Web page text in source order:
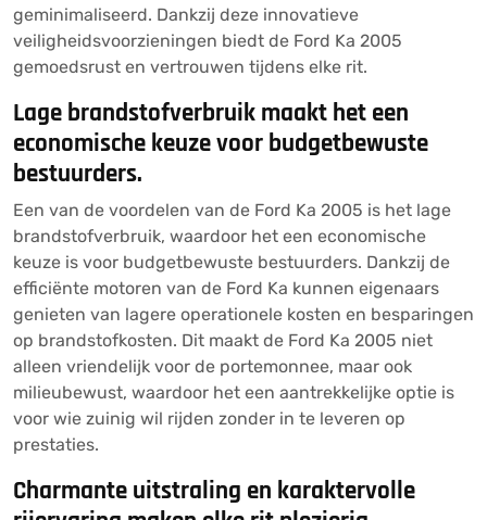
geminimaliseerd. Dankzij deze innovatieve
veiligheidsvoorzieningen biedt de Ford Ka 2005
gemoedsrust en vertrouwen tijdens elke rit.
Lage brandstofverbruik maakt het een
economische keuze voor budgetbewuste
bestuurders.
Een van de voordelen van de Ford Ka 2005 is het lage
brandstofverbruik, waardoor het een economische
keuze is voor budgetbewuste bestuurders. Dankzij de
efficiënte motoren van de Ford Ka kunnen eigenaars
genieten van lagere operationele kosten en besparingen
op brandstofkosten. Dit maakt de Ford Ka 2005 niet
alleen vriendelijk voor de portemonnee, maar ook
milieubewust, waardoor het een aantrekkelijke optie is
voor wie zuinig wil rijden zonder in te leveren op
prestaties.
Charmante uitstraling en karaktervolle